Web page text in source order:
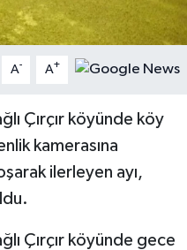
A- A+
Çırçır köyünde köy
kamerasına
ilerleyen ayı,
Çırçır köyünde gece